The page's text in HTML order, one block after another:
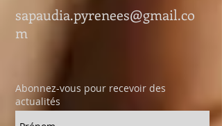
sapaudia.pyrenees@gmail.co
m
Abonnez-vous pour recevoir des
actualités